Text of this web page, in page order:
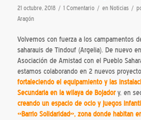
21 octubre, 2018 / 1 Comentario / en Noticias /
Aragón
Volvemos con fuerza a los campamentos
saharauis de Tindouf (Argelia). De nuevo
Asociación de Amistad con el Pueblo
estamos colaborando en 2 nuevos
fortaleciendo el equipamiento y las
Secundaria en la wilaya de Bojadory, en
creando un espacio de ocio y juegos
«Barrio Solidaridad», zona donde habitan